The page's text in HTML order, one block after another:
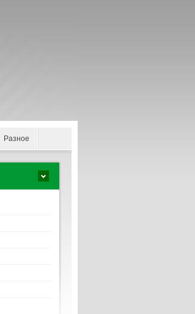
Разное